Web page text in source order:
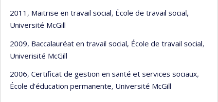
2011, Maitrise en travail social, École de travail social,
Université McGill
2009, Baccalauréat en travail social, École de travail social,
Univerisité McGill
2006, Certificat de gestion en santé et services sociaux,
École d’éducation permanente, Université McGill